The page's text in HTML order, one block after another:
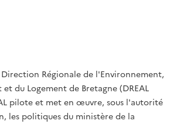
Régionale de l'Environnement,
du Logement de Bretagne (DREAL
pilote et met en œuvre, sous l'autorité
les politiques du ministère de la